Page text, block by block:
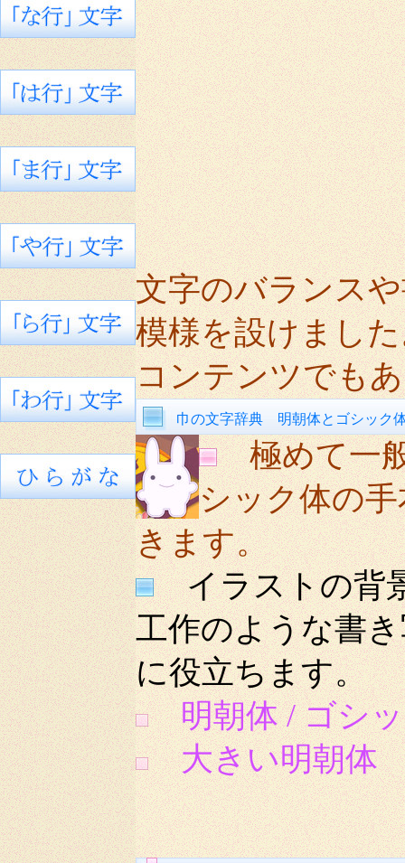
文字のバランス
模様を設けまし
コンテンツでも
巾の文字辞典 明朝体とゴシック
極めて一
シック体の
きます。
イラストの背
工作のような書
に役立ちます。
明朝体 / ゴシ
大きい明朝体